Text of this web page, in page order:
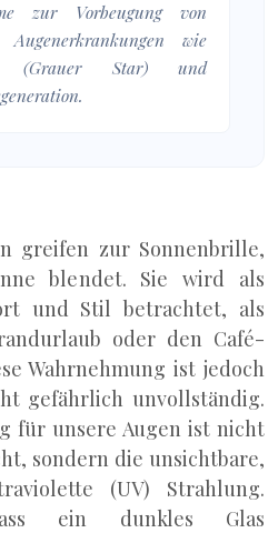
zur Vorbeugung von
Augenerkrankungen wie
(Grauer Star) und
greifen zur Sonnenbrille,
blendet. Sie wird als
und Stil betrachtet, als
oder den Café-
Wahrnehmung ist jedoch
gefährlich unvollständig.
für unsere Augen ist nicht
sondern die unsichtbare,
(UV) Strahlung.
ein dunkles Glas